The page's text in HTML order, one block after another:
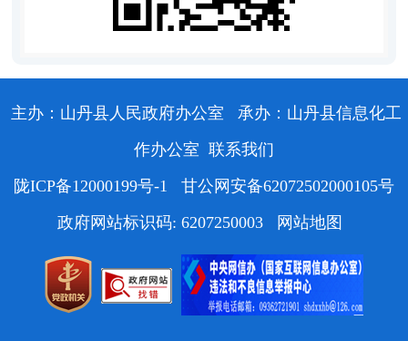
主办：山丹县人民政府办公室
承办：山丹县信息化工
作办公室 联系我们
陇ICP备12000199号-1
甘公网安备62072502000105号
政府网站标识码: 6207250003
网站地图